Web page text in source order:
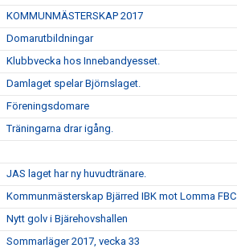
KOMMUNMÄSTERSKAP 2017
Domarutbildningar
Klubbvecka hos Innebandyesset.
Damlaget spelar Björnslaget.
Föreningsdomare
Träningarna drar igång.
JAS laget har ny huvudtränare.
Kommunmästerskap Bjärred IBK mot Lomma FBC
Nytt golv i Bjärehovshallen
Sommarläger 2017, vecka 33